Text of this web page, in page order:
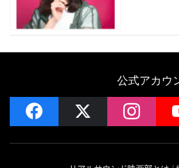
公式アカウ
facebook